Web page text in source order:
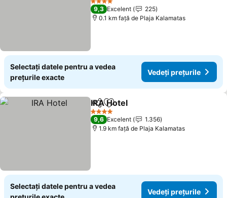
4 Stele
9,3 Excelent
225
0.1 km faţă de Plaja Kalamatas
Selectați datele pentru a vedea
prețurile exacte
Vedeți prețurile
DistribuițiAdăugaţi la favorite
IRA Hotel
4 Stele
9,6 Excelent
1.356
1.9 km faţă de Plaja Kalamatas
Selectați datele pentru a vedea
Vedeți prețurile